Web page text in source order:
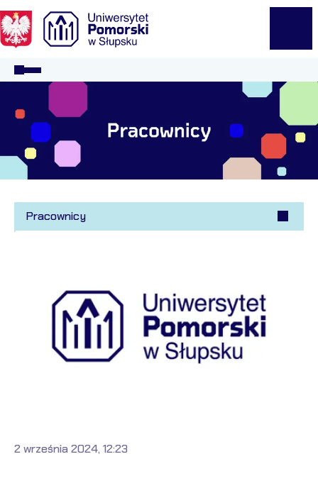
Pracownicy
2 września 2024, 12:23
Logo Kaliop Poland